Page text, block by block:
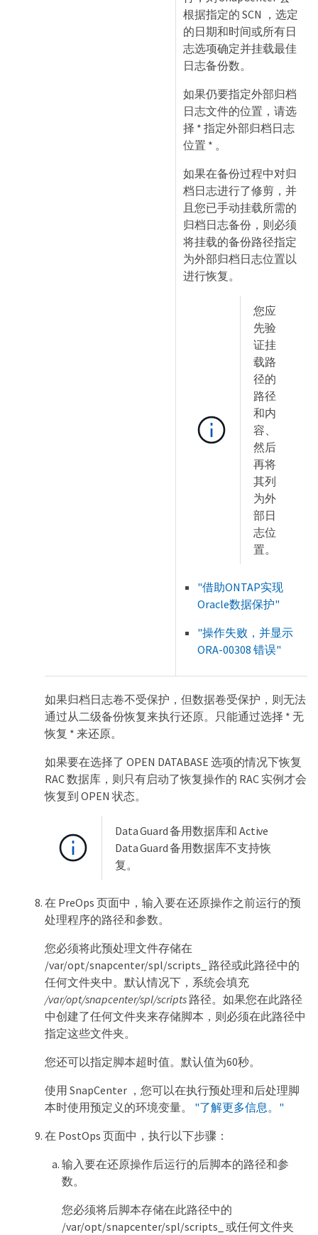
根据指定的 SCN ，选定
的日期和时间或所有日
志选项确定并挂载最佳
日志备份数。
如果仍要指定外部归档
日志文件的位置，请选
择 * 指定外部归档日志
位置 * 。
如果在备份过程中对归
档日志进行了修剪，并
且您已手动挂载所需的
归档日志备份，则必须
将挂载的备份路径指定
为外部归档日志位置以
进行恢复。
您应
先验
证挂
载路
径的
路径
和内
容、
然后
再将
其列
为外
部日
志位
置。
"借助ONTAP实现
Oracle数据保护"
"操作失败，并显示
ORA-00308 错误"
如果归档日志卷不受保护，但数据卷受保护，则无法
通过从二级备份恢复来执行还原。只能通过选择 * 无
恢复 * 来还原。
如果要在选择了 OPEN DATABASE 选项的情况下恢复
RAC 数据库，则只有启动了恢复操作的 RAC 实例才会
恢复到 OPEN 状态。
Data Guard 备用数据库和 Active
Data Guard 备用数据库不支持恢
复。
在 PreOps 页面中，输入要在还原操作之前运行的预
处理程序的路径和参数。
您必须将此预处理文件存储在
/var/opt/snapcenter/spl/scripts_ 路径或此路径中的
任何文件夹中。默认情况下，系统会填充
/var/opt/snapcenter/spl/scripts 路径。如果您在此路径
中创建了任何文件夹来存储脚本，则必须在此路径中
指定这些文件夹。
您还可以指定脚本超时值。默认值为60秒。
使用 SnapCenter ，您可以在执行预处理和后处理脚
本时使用预定义的环境变量。 "了解更多信息。"
在 PostOps 页面中，执行以下步骤：
输入要在还原操作后运行的后脚本的路径和参
数。
您必须将后脚本存储在此路径中的
/var/opt/snapcenter/spl/scripts_ 或任何文件夹